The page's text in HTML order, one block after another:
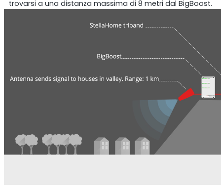
Monitor del rumore del segnale in uplink.
Ripetitore OCTO
trovarsi a una distanza massima di 8 metri dal BigBoost.